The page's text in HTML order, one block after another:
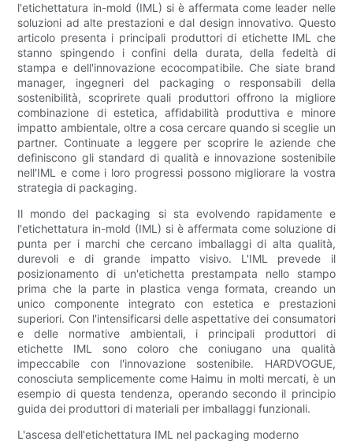
l'etichettatura in-mold (IML) si è affermata come leader nelle
soluzioni ad alte prestazioni e dal design innovativo. Questo
articolo presenta i principali produttori di etichette IML che
stanno spingendo i confini della durata, della fedeltà di
stampa e dell'innovazione ecocompatibile. Che siate brand
manager, ingegneri del packaging o responsabili della
sostenibilità, scoprirete quali produttori offrono la migliore
combinazione di estetica, affidabilità produttiva e minore
impatto ambientale, oltre a cosa cercare quando si sceglie un
partner. Continuate a leggere per scoprire le aziende che
definiscono gli standard di qualità e innovazione sostenibile
nell'IML e come i loro progressi possono migliorare la vostra
strategia di packaging.
Il mondo del packaging si sta evolvendo rapidamente e
l'etichettatura in-mold (IML) si è affermata come soluzione di
punta per i marchi che cercano imballaggi di alta qualità,
durevoli e di grande impatto visivo. L'IML prevede il
posizionamento di un'etichetta prestampata nello stampo
prima che la parte in plastica venga formata, creando un
unico componente integrato con estetica e prestazioni
superiori. Con l'intensificarsi delle aspettative dei consumatori
e delle normative ambientali, i principali produttori di
etichette IML sono coloro che coniugano una qualità
impeccabile con l'innovazione sostenibile. HARDVOGUE,
conosciuta semplicemente come Haimu in molti mercati, è un
esempio di questa tendenza, operando secondo il principio
guida dei produttori di materiali per imballaggi funzionali.
L'ascesa dell'etichettatura IML nel packaging moderno